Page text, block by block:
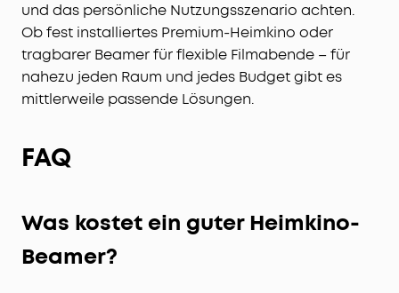
und das persönliche Nutzungsszenario achten.
Ob fest installiertes Premium-Heimkino oder
tragbarer Beamer für flexible Filmabende – für
nahezu jeden Raum und jedes Budget gibt es
mittlerweile passende Lösungen.
FAQ
Was kostet ein guter Heimkino-
Beamer?